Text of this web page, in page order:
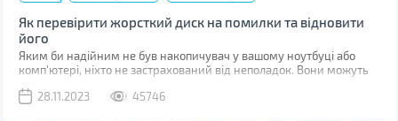
Як перевірити жорсткий диск на помилки та відновити
його
Яким би надійним не був накопичувач у вашому ноутбуці або
комп'ютері, ніхто не застрахований від неполадок. Вони можуть
ушкодженнями комірок пам'яті.
28.11.2023 45746